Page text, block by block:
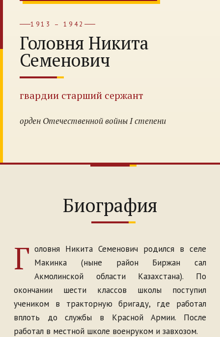
1913 – 1942
Головня Никита
Семенович
гвардии старший сержант
орден Отечественной войны I степени
Биография
Г оловня Никита Семенович родился в селе
Макинка (ныне район Биржан сал
Акмолинской области Казахстана). По
окончании шести классов школы поступил
учеником в тракторную бригаду, где работал
вплоть до службы в Красной Армии. После
работал в местной школе военруком и завхозом.